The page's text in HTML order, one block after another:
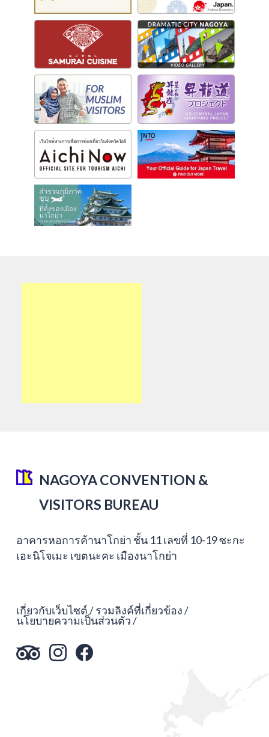
NAGOYA CONVENTION &
VISITORS BUREAU
อาคารหอการค้านาโกย่า ชั้น 11 เลขที่ 10-19 ซะกะ
เอะนิโจเมะ เขตนะคะ เมืองนาโกย่า
เกี่ยวกับเว็บไซต์ รวมลิงค์ที่เกี่ยวข้อง
นโยบายความเป็นส่วนตัว